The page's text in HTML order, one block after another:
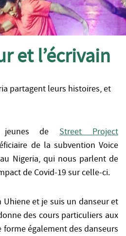
et l’écrivain
partagent leurs histoires, et
jeunes de Street Project
de la subvention Voice
Nigeria, qui nous parlent de
de Covid-19 sur celle-ci.
et je suis un danseur et
des cours particuliers aux
forme également des danseurs